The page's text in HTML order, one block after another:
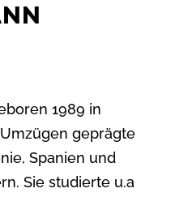
1989 in
geprägte
Spanien und
Sie studierte u.a